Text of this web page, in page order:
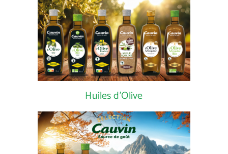
Huiles d'Olive